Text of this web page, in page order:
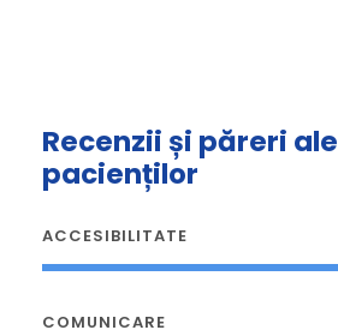
Recenzii și păreri ale
pacienților
ACCESIBILITATE
COMUNICARE